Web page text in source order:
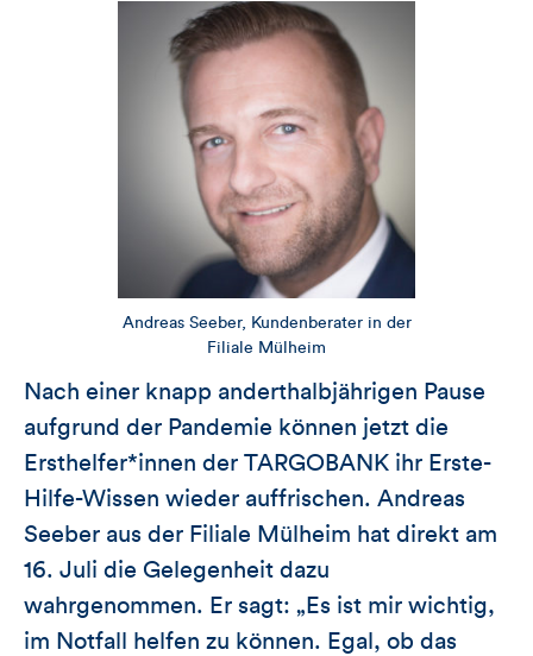
Andreas Seeber, Kundenberater in der
Filiale Mülheim
Nach einer knapp anderthalbjährigen Pause
aufgrund der Pandemie können jetzt die
Ersthelfer*innen der TARGOBANK ihr Erste-
Hilfe-Wissen wieder auffrischen. Andreas
Seeber aus der Filiale Mülheim hat direkt am
16. Juli die Gelegenheit dazu
wahrgenommen. Er sagt: „Es ist mir wichtig,
im Notfall helfen zu können. Egal, ob das